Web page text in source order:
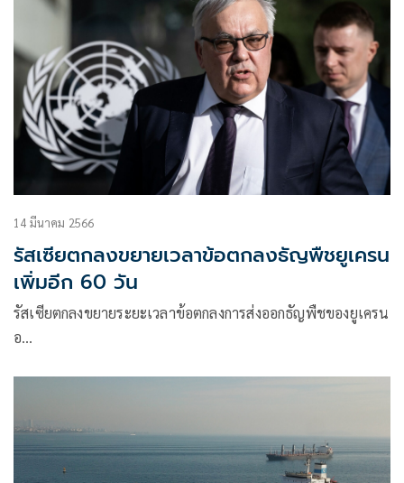
14 มีนาคม 2566
รัสเซียตกลงขยายเวลาข้อตกลงธัญพืชยูเครน
เพิ่มอีก 60 วัน
รัสเซียตกลงขยายระยะเวลาข้อตกลงการส่งออกธัญพืชของยูเครน
อ…